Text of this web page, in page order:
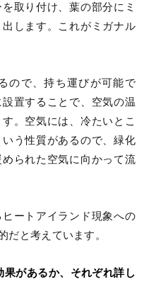
取り付け、葉の部分にミ
します。これがミガナル
ので、持ち運びが可能で
置することで、空気の温
。空気には、冷たいとこ
う性質があるので、緑化
られた空気に向かって流
ートアイランド現象への
だと考えています。
があるか、それぞれ詳し